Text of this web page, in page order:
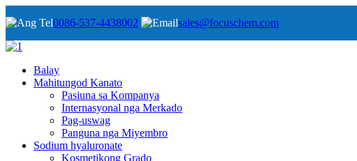
0086-537-4438002 sales@focuschem.com
Balay
Mahitungod Kanato
Pasiuna sa Kompanya
Internasyonal nga Merkado
Pag-uswag
Panguna nga Miyembro
Sodium hyaluronate
Kosmetikong Grado